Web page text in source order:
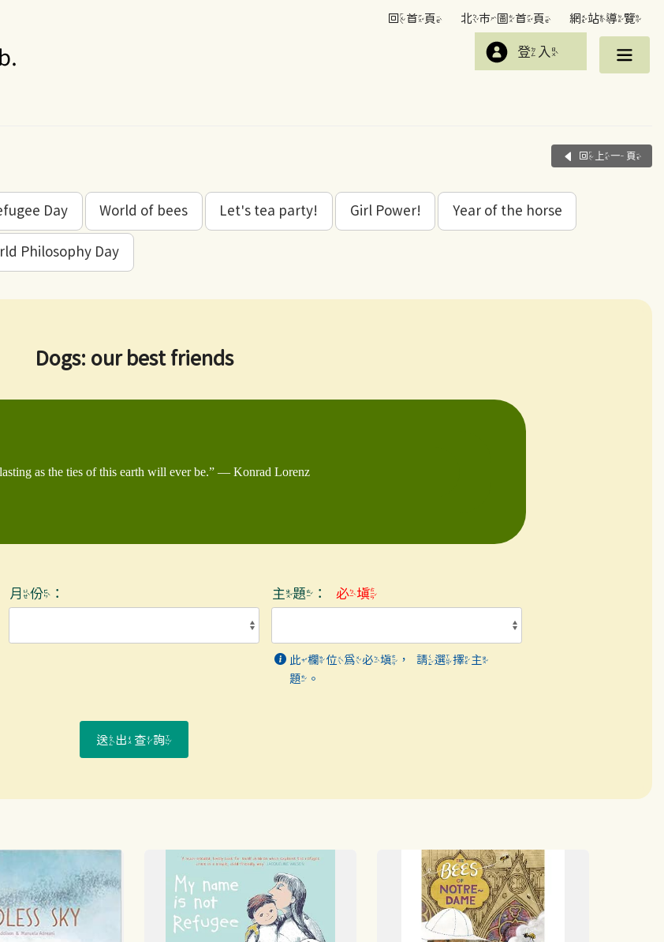
回首頁 北市圖首頁 網站導覽
登入
回上一頁
Day World of bees Let's tea party! Girl Power! Year of the horse
Philosophy Day
Dogs: our best friends
as the ties of this earth will ever be.” — Konrad Lorenz
月份： 主題： 必填
此欄位為必填，請選擇主
題。
送出查詢